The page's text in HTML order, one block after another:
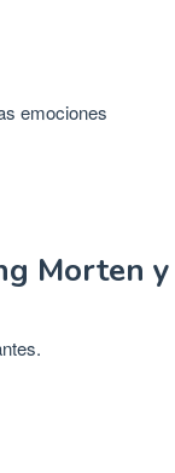
emociones
Morten y